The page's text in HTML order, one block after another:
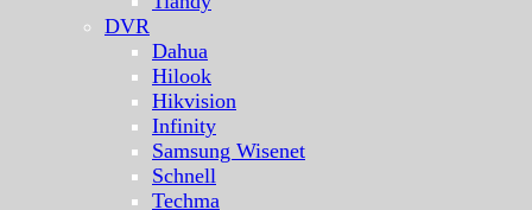
DVR
Dahua
Hilook
Hikvision
Infinity
Samsung Wisenet
Schnell
Techma